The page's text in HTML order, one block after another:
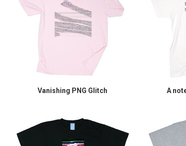
Vanishing PNG Glitch A